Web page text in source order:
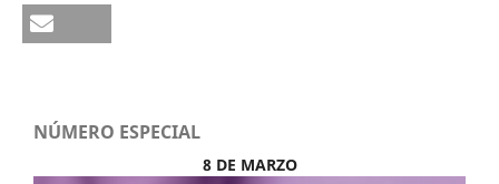
NÚMERO ESPECIAL
8 DE MARZO